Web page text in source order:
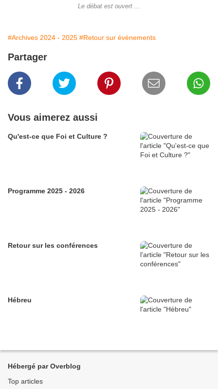
Le débat est ouvert ...
#Archives 2024 - 2025 #Retour sur évènements
Partager
Vous aimerez aussi
Qu'est-ce que Foi et Culture ?
Programme 2025 - 2026
Retour sur les conférences
Hébreu
Hébergé par Overblog
Top articles